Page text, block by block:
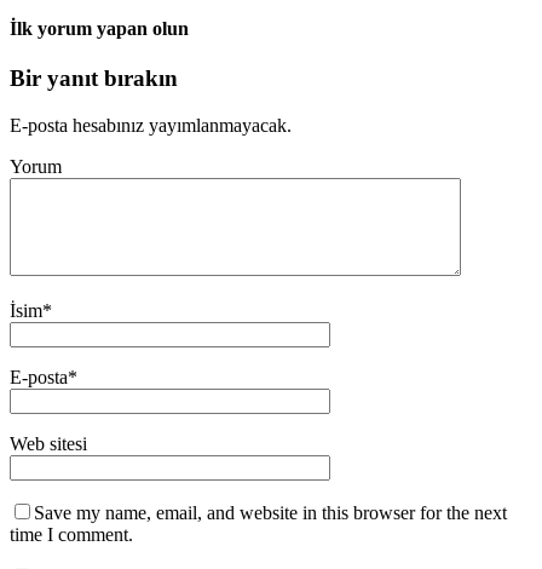
İlk yorum yapan olun
Bir yanıt bırakın
E-posta hesabınız yayımlanmayacak.
Yorum
İsim*
E-posta*
Web sitesi
Save my name, email, and website in this browser for the next
time I comment.